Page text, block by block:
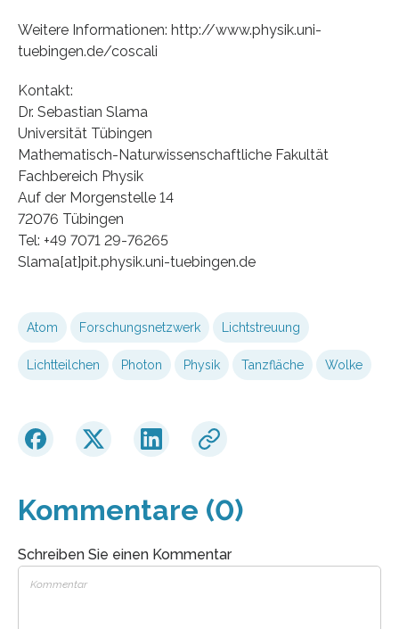
Weitere Informationen: http://www.physik.uni-
tuebingen.de/coscali
Kontakt:
Dr. Sebastian Slama
Universität Tübingen
Mathematisch-Naturwissenschaftliche Fakultät
Fachbereich Physik
Auf der Morgenstelle 14
72076 Tübingen
Tel: +49 7071 29-76265
Slama[at]pit.physik.uni-tuebingen.de
Atom Forschungsnetzwerk Lichtstreuung
Lichtteilchen Photon Physik Tanzfläche Wolke
Kommentare (0)
Schreiben Sie einen Kommentar